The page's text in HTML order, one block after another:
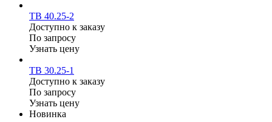
ТВ 40.25-2
Доступно к заказу
По запросу
Узнать цену
ТВ 30.25-1
Доступно к заказу
По запросу
Узнать цену
Новинка